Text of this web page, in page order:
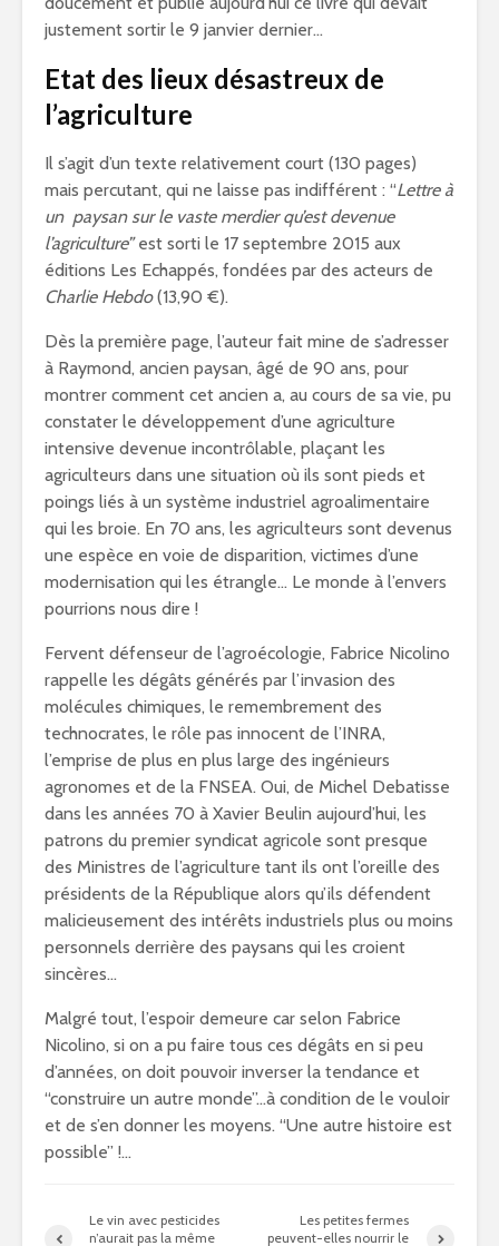
justement sortir le 9 janvier dernier…
Etat des lieux désastreux de
l’agriculture
Il s’agit d’un texte relativement court (130 pages)
mais percutant, qui ne laisse pas indifférent : “Lettre à
un paysan sur le vaste merdier qu’est devenue
l’agriculture”est sorti le 17 septembre 2015 aux
éditions Les Echappés, fondées par des acteurs de
Charlie Hebdo(13,90 €).
Dès la première page, l’auteur fait mine de s’adresser
à Raymond, ancien paysan, âgé de 90 ans, pour
montrer comment cet ancien a, au cours de sa vie, pu
constater le développement d’une agriculture
intensive devenue incontrôlable, plaçant les
agriculteurs dans une situation où ils sont pieds et
poings liés à un système industriel agroalimentaire
qui les broie. En 70 ans, les agriculteurs sont devenus
une espèce en voie de disparition, victimes d’une
modernisation qui les étrangle… Le monde à l’envers
pourrions nous dire !
Fervent défenseur de l’agroécologie, Fabrice Nicolino
rappelle les dégâts générés par l’invasion des
molécules chimiques, le remembrement des
technocrates, le rôle pas innocent de l’INRA,
l’emprise de plus en plus large des ingénieurs
agronomes et de la FNSEA. Oui, de Michel Debatisse
dans les années 70 à Xavier Beulin aujourd’hui, les
patrons du premier syndicat agricole sont presque
des Ministres de l’agriculture tant ils ont l’oreille des
présidents de la République alors qu’ils défendent
malicieusement des intérêts industriels plus ou moins
personnels derrière des paysans qui les croient
sincères…
Malgré tout, l’espoir demeure car selon Fabrice
Nicolino, si on a pu faire tous ces dégâts en si peu
d’années, on doit pouvoir inverser la tendance et
“construire un autre monde”…à condition de le vouloir
et de s’en donner les moyens. “Une autre histoire est
possible” !…
Le vin avec pesticides
n’aurait pas la même
Les petites fermes
peuvent-elles nourrir le